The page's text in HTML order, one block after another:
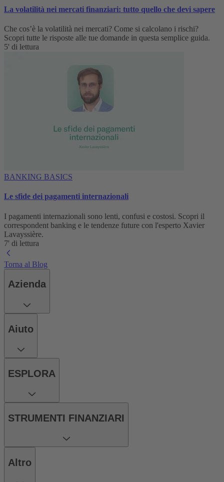
La volatilità nei mercati finanziari: tutto quello che devi sapere
Che cos’è la volatilità nei mercati? Come si calcolano i rischi?
Scopri tutte le risposte alle tue domande in questa semplice guida.
5' di lettura
BANKING BASICS
Le sfide dei pagamenti internazionali
I pagamenti internazionali sono lenti, confusi e costosi. Scopri il
correspondent banking e le tendenze future con l'esperto Xavier
Lavayssière.
7' di lettura
Torna al Blog
Azienda
Aiuto
ESPLORA
STRUMENTI FINANZIARI
Altro